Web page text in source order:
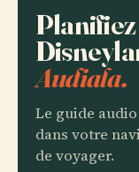
Audiala.
Le guide
dans votre
de voyager.